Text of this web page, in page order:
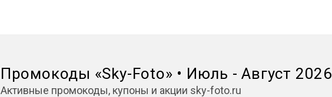
Промокоды «Sky-Foto» • Июль - Август 2026
Активные промокоды, купоны и акции sky-foto.ru